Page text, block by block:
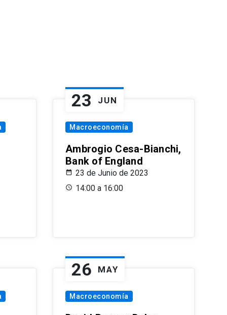
23 JUN
Macroeconomía
Ambrogio Cesa-Bianchi,
Bank of England
23 de Junio de 2023
14:00 a 16:00
26 MAY
Macroeconomía